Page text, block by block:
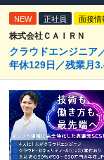
NEW 正社員 面接情
株式会社ＣＡＩＲＮ
クラウドエンジニア
年休129日／残業月